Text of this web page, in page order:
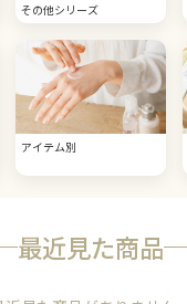
その他シリーズ
アイテム別
最近見た商品